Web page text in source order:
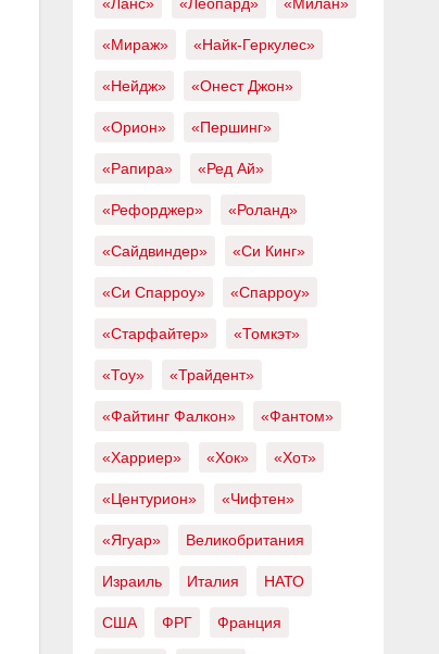
«Мираж» «Найк-Геркулес»
«Нейдж» «Онест Джон»
«Орион» «Першинг»
«Рапира» «Ред Ай»
«Рефорджер» «Роланд»
«Сайдвиндер» «Си Кинг»
«Си Спарроу» «Спарроу»
«Старфайтер» «Томкэт»
«Тоу» «Трайдент»
«Файтинг Фалкон» «Фантом»
«Харриер» «Хок» «Хот»
«Центурион» «Чифтен»
«Ягуар» Великобритания
Израиль Италия НАТО
США ФРГ Франция